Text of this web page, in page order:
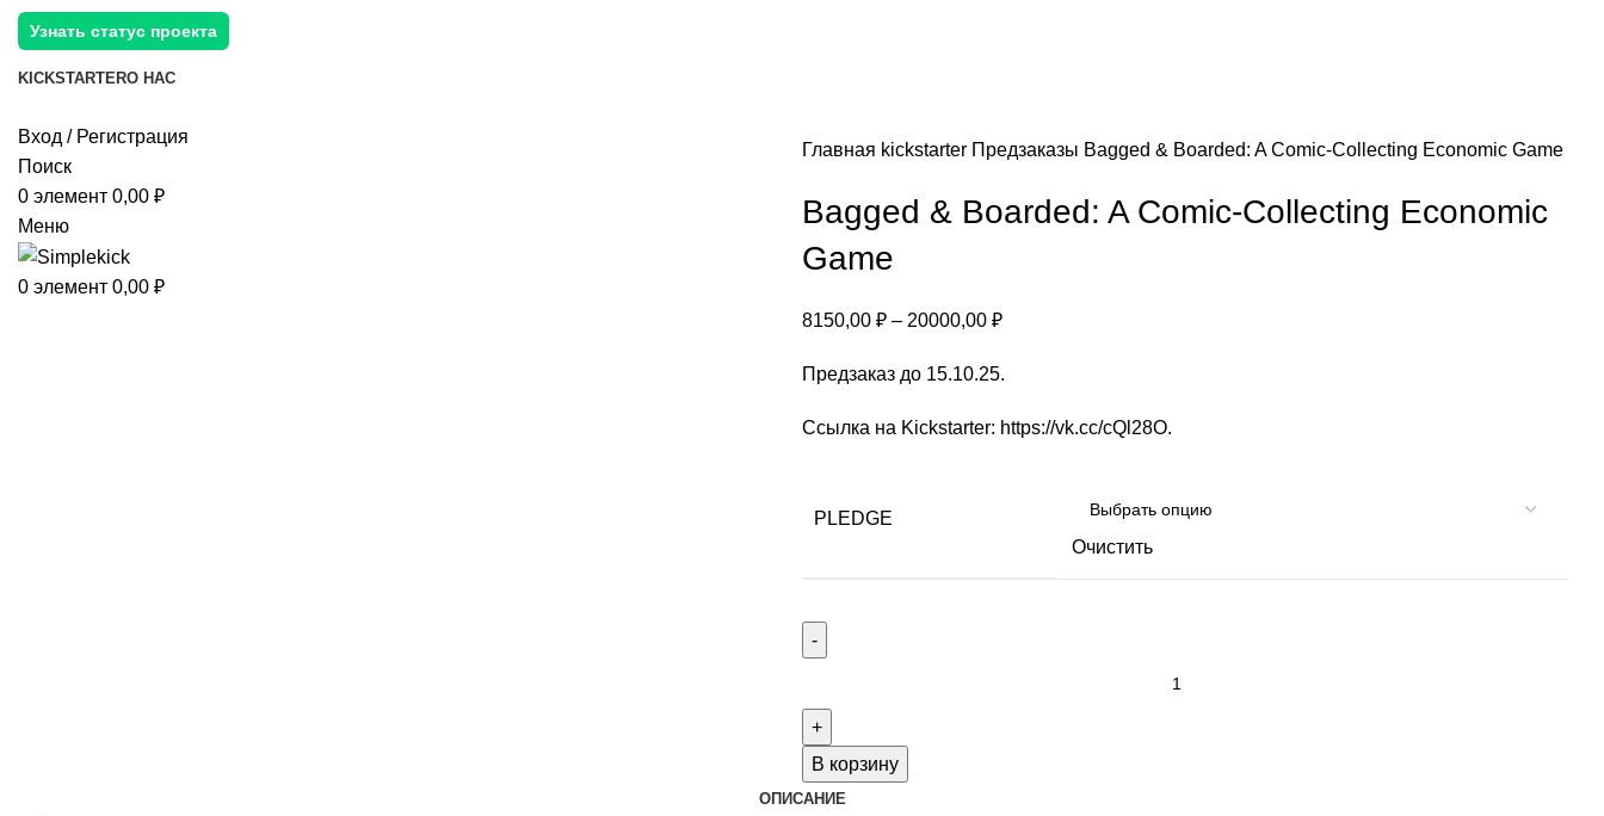
Узнать статус проекта
KICKSTARTERО НАС
Вход / Регистрация
Поиск
0 элемент 0,00 ₽
Меню
0 элемент 0,00 ₽
Главная kickstarter Предзаказы Bagged & Boarded: A Comic-Collecting Economic Game
Bagged & Boarded: A Comic-Collecting Economic
Game
8150,00 ₽ – 20000,00 ₽
Предзаказ до 15.10.25.
Ссылка на Kickstarter: https://vk.cc/cQl28O.
PLEDGE
Очистить
Bagged
&
Boarded:
В корзину
ОПИСАНИЕ